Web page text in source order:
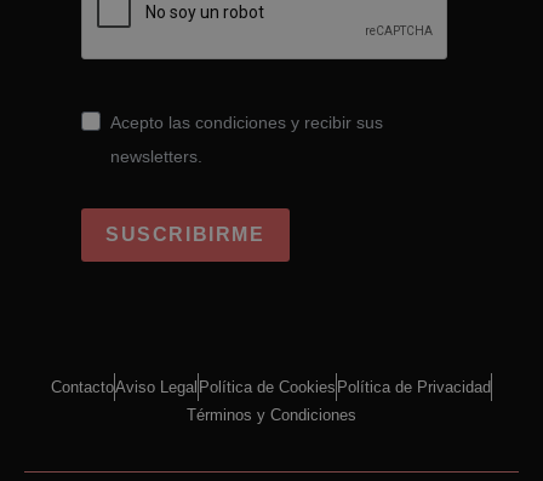
Acepto las condiciones y recibir sus
newsletters.
SUSCRIBIRME
ContactoAviso Legal Política de Cookies Política de Privacidad
Términos y Condiciones